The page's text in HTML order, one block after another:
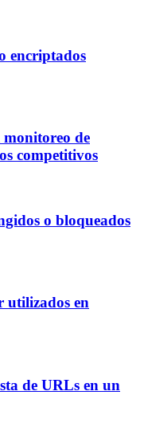
encriptados
monitoreo de
competitivos
o bloqueados
utilizados en
de URLs en un